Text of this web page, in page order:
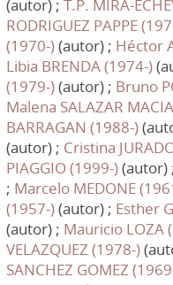
(autor) ; T.P. MIRA-
RODRIGUEZ PAPPE
(1970-)(autor) ; Héctor
Libia BRENDA (1974-)
(1979-)(autor) ; Bruno
Malena SALAZAR
BARRAGAN (1988-)
(autor) ; Cristina
PIAGGIO (1999-)(autor) ;
; Marcelo MEDONE
(1957-)(autor) ; Esther
(autor) ; Mauricio LOZA
VELAZQUEZ (1978-)
SANCHEZ GOMEZ